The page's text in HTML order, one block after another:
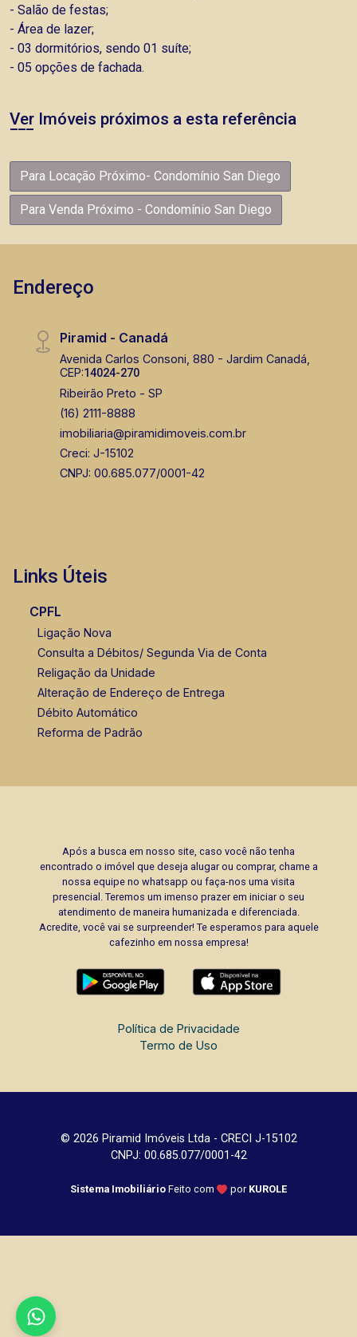
- Salão de festas;
- Área de lazer;
- 03 dormitórios, sendo 01 suíte;
- 05 opções de fachada.
Ver Imóveis próximos a esta referência
Para Locação Próximo- Condomínio San Diego
Para Venda Próximo - Condomínio San Diego
Endereço
Piramid - Canadá
Avenida Carlos Consoni, 880 - Jardim Canadá,
CEP:14024-270
Ribeirão Preto - SP
(16) 2111-8888
imobiliaria@piramidimoveis.com.br
Creci: J-15102
CNPJ: 00.685.077/0001-42
Links Úteis
CPFL
Ligação Nova
Consulta a Débitos/ Segunda Via de Conta
Religação da Unidade
Alteração de Endereço de Entrega
Débito Automático
Reforma de Padrão
Após a busca em nosso site, caso você não tenha
encontrado o imóvel que deseja alugar ou comprar, chame a
nossa equipe no whatsapp ou faça-nos uma visita
presencial. Teremos um imenso prazer em iniciar o seu
atendimento de maneira humanizada e diferenciada.
Acredite, você vai se surpreender! Te esperamos para aquele
cafezinho em nossa empresa!
Política de Privacidade
Termo de Uso
© 2026 Piramid Imóveis Ltda - CRECI J-15102
CNPJ: 00.685.077/0001-42
Sistema Imobiliário Feito com por KUROLE